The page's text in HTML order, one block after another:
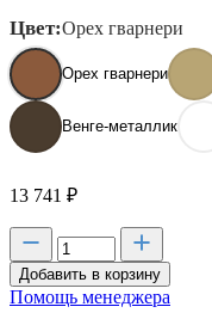
Цвет:Орех гварнери
Орех гварнери
Венге-металлик
13 741 ₽
Добавить в корзину
Помощь менеджера